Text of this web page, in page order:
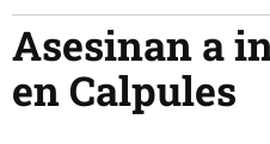
Asesinan a
en Calpules